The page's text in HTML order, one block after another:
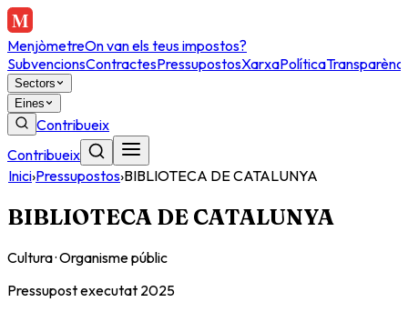
MenjòmetreOn van els teus impostos?
SubvencionsContractesPressupostosXarxaPolítica
Sectors
Eines
Contribueix
Contribueix
Inici›Pressupostos›BIBLIOTECA DE CATALUNYA
BIBLIOTECA DE CATALUNYA
Cultura·Organisme públic
Pressupost executat 2025